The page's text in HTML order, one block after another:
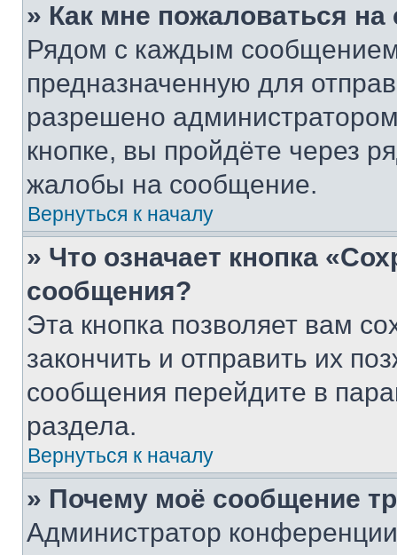
» Как мне пожаловаться
Рядом с каждым сообщением
предназначенную для
разрешено
кнопке, вы пройдёте через
жалобы на сообщение.
Вернуться к началу
» Что означает кнопка
сообщения?
Эта кнопка позволяет вам
закончить и отправить их
сообщения перейдите в
раздела.
Вернуться к началу
» Почему моё сообщение
Администратор